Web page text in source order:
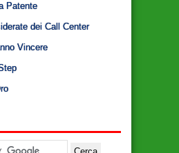
Patente
dei Call Center
Vincere